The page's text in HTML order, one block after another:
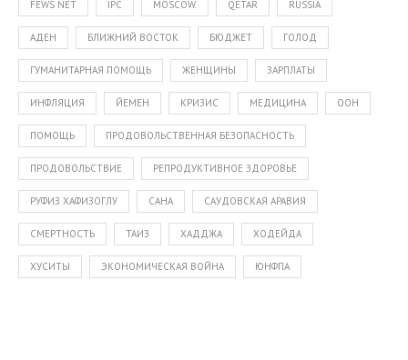
FEWS NET IPC MOSCOW. QETAR RUSSIA
АДЕН БЛИЖНИЙ ВОСТОК БЮДЖЕТ ГОЛОД
ГУМАНИТАРНАЯ ПОМОЩЬ ЖЕНЩИНЫ ЗАРПЛАТЫ
ИНФЛЯЦИЯ ЙЕМЕН КРИЗИС МЕДИЦИНА ООН
ПОМОЩЬ ПРОДОВОЛЬСТВЕННАЯ БЕЗОПАСНОСТЬ
ПРОДОВОЛЬСТВИЕ РЕПРОДУКТИВНОЕ ЗДОРОВЬЕ
РУФИЗ ХАФИЗОГЛУ САНА САУДОВСКАЯ АРАВИЯ
СМЕРТНОСТЬ ТАИЗ ХАДДЖА ХОДЕЙДА
ХУСИТЫ ЭКОНОМИЧЕСКАЯ ВОЙНА ЮНФПА